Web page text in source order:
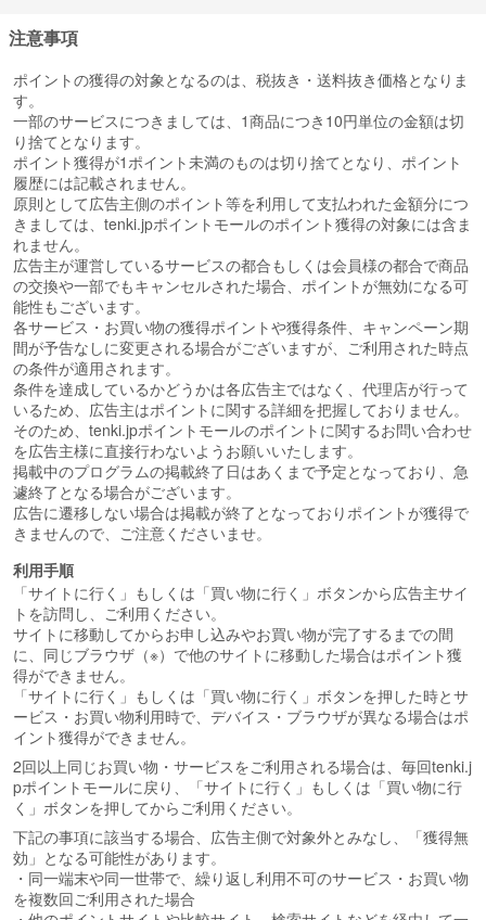
注意事項
ポイントの獲得の対象となるのは、税抜き・送料抜き価格となりま
す。
一部のサービスにつきましては、1商品につき10円単位の金額は切
り捨てとなります。
ポイント獲得が1ポイント未満のものは切り捨てとなり、ポイント
履歴には記載されません。
原則として広告主側のポイント等を利用して支払われた金額分につ
きましては、tenki.jpポイントモールのポイント獲得の対象には含ま
れません。
広告主が運営しているサービスの都合もしくは会員様の都合で商品
の交換や一部でもキャンセルされた場合、ポイントが無効になる可
能性もございます。
各サービス・お買い物の獲得ポイントや獲得条件、キャンペーン期
間が予告なしに変更される場合がございますが、ご利用された時点
の条件が適用されます。
条件を達成しているかどうかは各広告主ではなく、代理店が行って
いるため、広告主はポイントに関する詳細を把握しておりません。
そのため、tenki.jpポイントモールのポイントに関するお問い合わせ
を広告主様に直接行わないようお願いいたします。
掲載中のプログラムの掲載終了日はあくまで予定となっており、急
遽終了となる場合がございます。
広告に遷移しない場合は掲載が終了となっておりポイントが獲得で
きませんので、ご注意くださいませ。
利用手順
「サイトに行く」もしくは「買い物に行く」ボタンから広告主サイ
トを訪問し、ご利用ください。
サイトに移動してからお申し込みやお買い物が完了するまでの間
に、同じブラウザ（※）で他のサイトに移動した場合はポイント獲
得ができません。
「サイトに行く」もしくは「買い物に行く」ボタンを押した時とサ
ービス・お買い物利用時で、デバイス・ブラウザが異なる場合はポ
イント獲得ができません。
2回以上同じお買い物・サービスをご利用される場合は、毎回tenki.j
pポイントモールに戻り、「サイトに行く」もしくは「買い物に行
く」ボタンを押してからご利用ください。
下記の事項に該当する場合、広告主側で対象外とみなし、「獲得無
効」となる可能性があります。
・同一端末や同一世帯で、繰り返し利用不可のサービス・お買い物
を複数回ご利用された場合